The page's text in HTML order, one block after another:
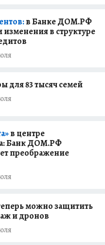
в Банке ДОМ.РФ
в структуре
для 83 тысяч семей
в центре
Банк ДОМ.РФ
преображение
можно защитить
и дронов